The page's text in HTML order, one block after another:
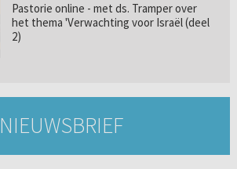
Pastorie online - met ds. Tramper over
het thema 'Verwachting voor Israël (deel
2)
NIEUWSBRIEF